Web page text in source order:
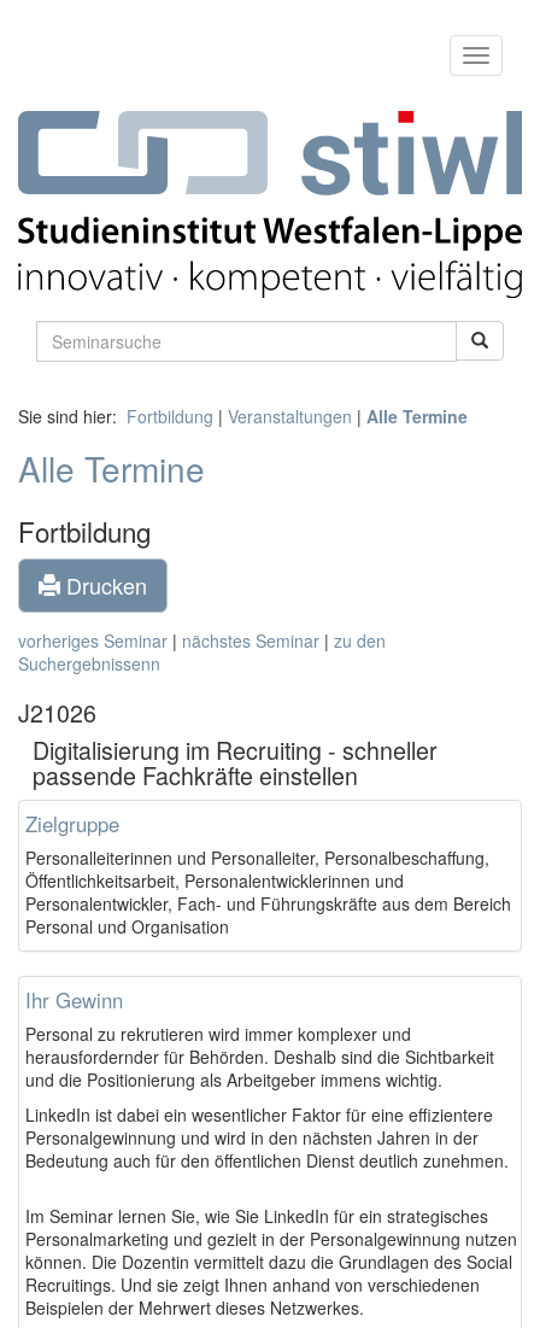
Sie sind hier: Fortbildung | Veranstaltungen | Alle Termine
Alle Termine
Fortbildung
Drucken
vorheriges Seminar | nächstes Seminar | zu den
Suchergebnissenn
J21026
Digitalisierung im Recruiting - schneller
passende Fachkräfte einstellen
Zielgruppe
Personalleiterinnen und Personalleiter, Personalbeschaffung,
Öffentlichkeitsarbeit, Personalentwicklerinnen und
Personalentwickler, Fach- und Führungskräfte aus dem Bereich
Personal und Organisation
Ihr Gewinn
Personal zu rekrutieren wird immer komplexer und
herausfordernder für Behörden. Deshalb sind die Sichtbarkeit
und die Positionierung als Arbeitgeber immens wichtig.
LinkedIn ist dabei ein wesentlicher Faktor für eine effizientere
Personalgewinnung und wird in den nächsten Jahren in der
Bedeutung auch für den öffentlichen Dienst deutlich zunehmen.
Im Seminar lernen Sie, wie Sie LinkedIn für ein strategisches
Personalmarketing und gezielt in der Personalgewinnung nutzen
können. Die Dozentin vermittelt dazu die Grundlagen des Social
Recruitings. Und sie zeigt Ihnen anhand von verschiedenen
Beispielen der Mehrwert dieses Netzwerkes.